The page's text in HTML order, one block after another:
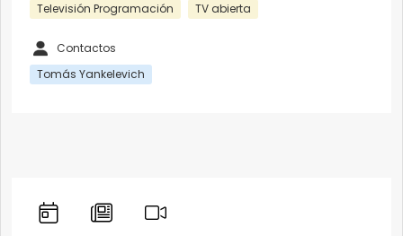
Televisión Programación
TV abierta
Contactos
Tomás Yankelevich